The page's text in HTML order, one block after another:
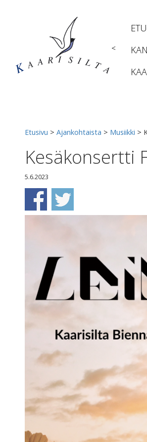
<
Etusivu > Ajankohtaista > Musiikki >
Kesäkonsertti
5.6.2023